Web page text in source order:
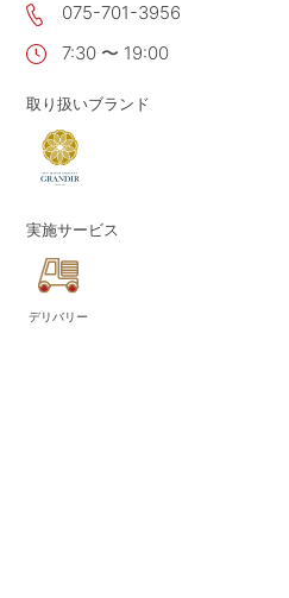
CONTACT
APP
PRIVACY POLICY
RECRUIT 2027
ALL HEARTS MALL
OGGI ONLINE STORE
075-701-3956
7:30 〜 19:00
取り扱いブランド
実施サービス
デリバリー